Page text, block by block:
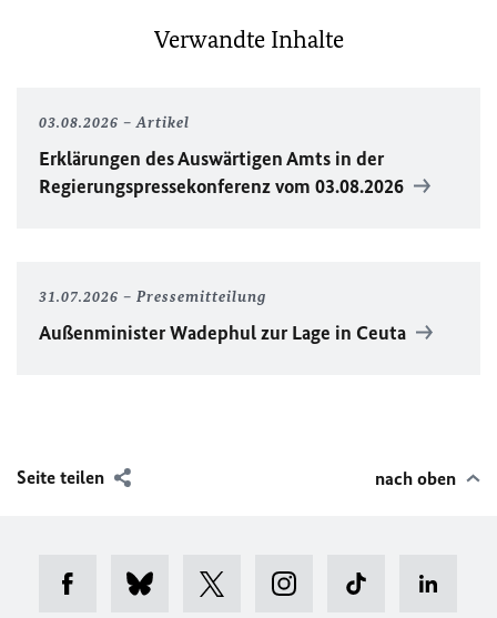
Verwandte Inhalte
03.08.2026 Artikel
Erklärungen des Auswärtigen Amts in der
Regierungspressekonferenz vom 03.08.2026
31.07.2026 Pressemitteilung
Außenminister Wadephul zur Lage in Ceuta
Seite teilen nach oben